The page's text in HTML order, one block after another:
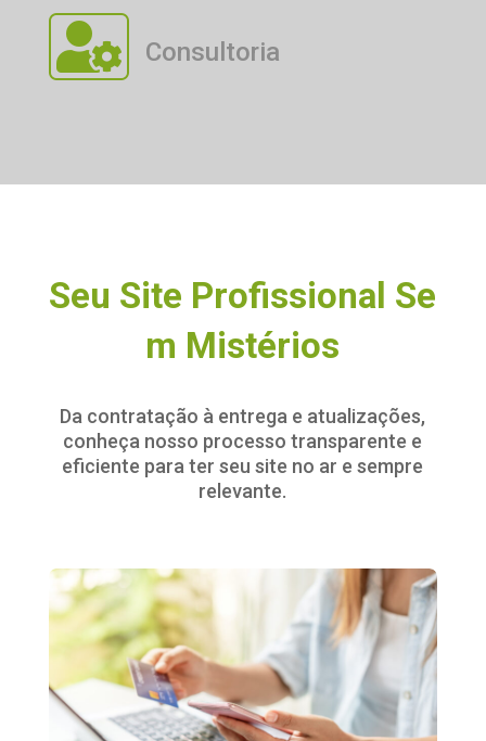
 Consultoria
Seu Site Profssional Se
m Mistérios
Da contratação à entrega e atualizações,
conheça nosso processo transparente e
eficiente para ter seu site no ar e sempre
relevante.